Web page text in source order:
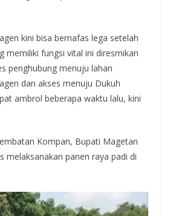
kini bisa bernafas lega setelah
memiliki fungsi vital ini diresmikan
penghubung menuju lahan
dan akses menuju Dukuh
ambrol beberapa waktu lalu, kini
Kompan, Bupati Magetan
melaksanakan panen raya padi di